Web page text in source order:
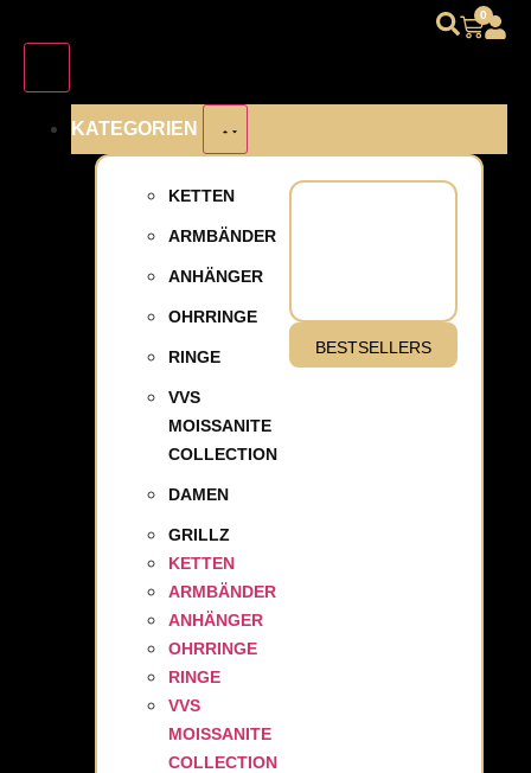
0
KATEGORIEN
KETTEN
ARMBÄNDER
ANHÄNGER
OHRRINGE
RINGE
VVS
MOISSANITE
COLLECTION
DAMEN
GRILLZ
KETTEN
ARMBÄNDER
ANHÄNGER
OHRRINGE
RINGE
VVS
MOISSANITE
COLLECTION
BESTSELLERS